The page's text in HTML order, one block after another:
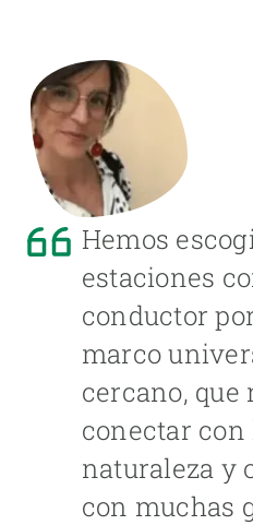
Hemos
estaciones
conductor
marco
cercano, que
conectar con
naturaleza y
con muchas